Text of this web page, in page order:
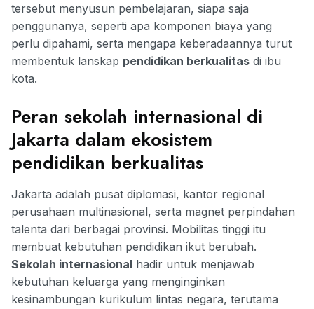
tersebut menyusun pembelajaran, siapa saja
penggunanya, seperti apa komponen biaya yang
perlu dipahami, serta mengapa keberadaannya turut
membentuk lanskap pendidikan berkualitas di ibu
kota.
Peran sekolah internasional di
Jakarta dalam ekosistem
pendidikan berkualitas
Jakarta adalah pusat diplomasi, kantor regional
perusahaan multinasional, serta magnet perpindahan
talenta dari berbagai provinsi. Mobilitas tinggi itu
membuat kebutuhan pendidikan ikut berubah.
Sekolah internasional hadir untuk menjawab
kebutuhan keluarga yang menginginkan
kesinambungan kurikulum lintas negara, terutama